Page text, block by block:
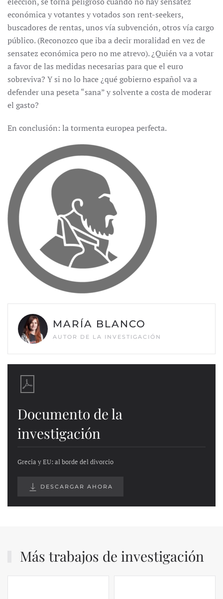
económica y votantes y votados son rent-seekers,
buscadores de rentas, unos vía subvención, otros vía cargo
público. (Reconozco que iba a decir moralidad en vez de
sensatez económica pero no me atrevo). ¿Quién va a votar
a favor de las medidas necesarias para que el euro
sobreviva? Y si no lo hace ¿qué gobierno español va a
defender una peseta “sana” y solvente a costa de moderar
el gasto?
En conclusión: la tormenta europea perfecta.
MARÍA BLANCO
AUTOR DE LA INVESTIGACIÓN
Documento de la
investigación
Grecia y EU: al borde del divorcio
DESCARGAR AHORA
Más trabajos de investigación